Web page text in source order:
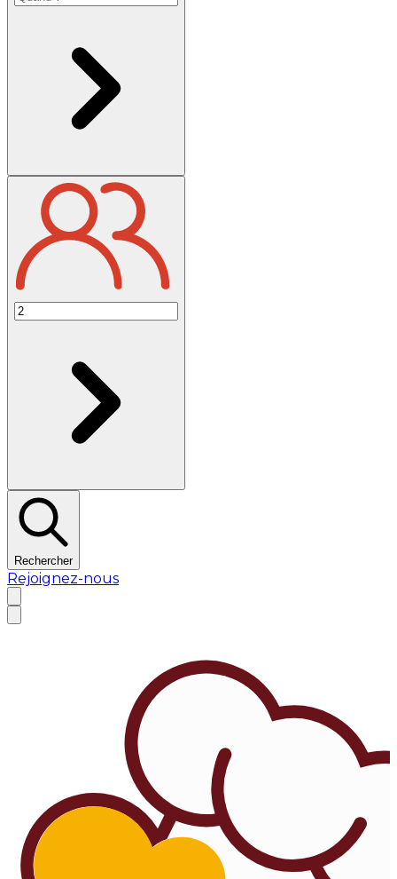
Rechercher
Rejoignez-nous